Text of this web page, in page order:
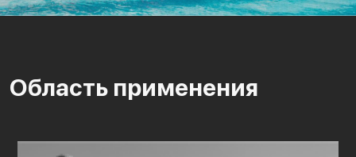
Область применения